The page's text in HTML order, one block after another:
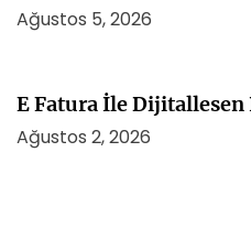
Ağustos 5, 2026
E Fatura İle
Ağustos 2, 2026